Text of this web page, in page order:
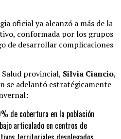
oficial ya alcanzó a más de la
conformada por los grupos
de desarrollar complicaciones
provincial, Silvia Ciancio,
se adelantó estratégicamente
de cobertura en la población
articulado en centros de